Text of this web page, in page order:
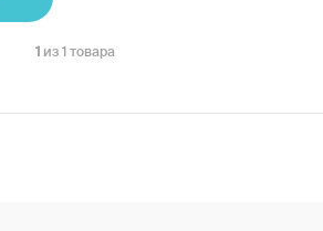
1 из 1 товара